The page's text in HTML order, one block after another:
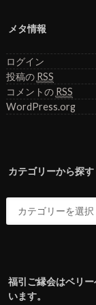
メタ情報
ログイン
投稿の RSS
コメントの RSS
WordPress.org
カテゴリーから探す
福引ご縁会はベリ
います。